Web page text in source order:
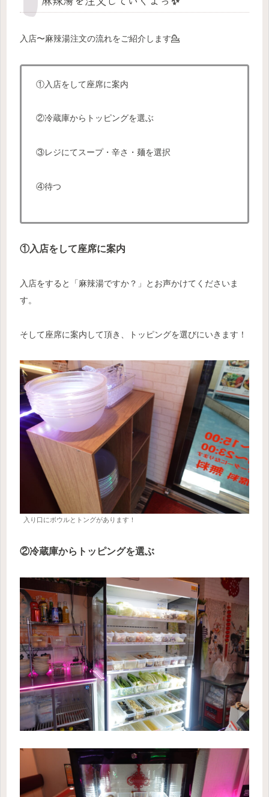
入店〜麻辣湯注文の流れをご紹介します💁
①入店をして座席に案内
②冷蔵庫からトッピングを選ぶ
③レジにてスープ・辛さ・麺を選択
④待つ
①入店をして座席に案内
入店をすると「麻辣湯ですか？」とお声かけてくださいま
す。
そして座席に案内して頂き、トッピングを選びにいきます！
入り口にボウルとトングがあります！
②冷蔵庫からトッピングを選ぶ